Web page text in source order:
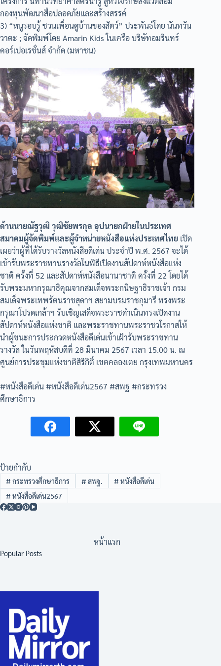
กองทุนพัฒนาสื่อปลอดภัยและสร้างสรรค์
3) “หนูรอบรู้ ชวนเพื่อนดูบ้านของสัตว์” ประพันธ์โดย นันทวัน
วาตะ ; จัดพิมพ์โดย Amarin Kids ในเครือ บริษัทอมรินทร์
คอร์เปอเรชั่นส์ จำกัด (มหาชน)
ด้านนายณัฐวุฒิ วุฒิชัยพรกุล อุปนายกฝ่ายในประเทศ
สมาคมผู้จัดพิมพ์และผู้จำหน่ายหนังสือแห่งประเทศไทย เปิด
เผยว่าผู้ที่ได้รับรางวัลหนังสือดีเด่น ประจำปี พ.ศ. 2567 จะได้
เข้ารับพระราชทานรางวัลในพิธีเปิดงานสัปดาห์หนังสือแห่ง
ชาติ ครั้งที่ 52 และสัปดาห์หนังสือนานาชาติ ครั้งที่ 22 โดยได้
รับพระมหากรุณาธิคุณจากสมเด็จพระกนิษฐาธิราชเจ้า กรม
สมเด็จพระเทพรัตนราชสุดาฯ สยามบรมราชกุมารี ทรงพระ
กรุณาโปรดเกล้าฯ รับเชิญเสด็จพระราชดำเนินทรงเปิดงาน
สัปดาห์หนังสือแห่งชาติ และพระราชทานพระราชวโรกาสให้
นำผู้ชนะการประกวดหนังสือดีเด่นเข้าเฝ้ารับพระราชทาน
รางวัล ในวันพฤหัสบดีที่ 28 มีนาคม 2567 เวลา 15.00 น. ณ
ศูนย์การประชุมแห่งชาติสิริกิติ์ เขตคลองเตย กรุงเทพมหานคร
#หนังสือดีเด่น #หนังสือดีเด่น2567 #สพฐ #กระทรวง
ศึกษาธิการ
ป้ายกำกับ
# กระทรวงศึกษาธิการ # สพฐ. # หนังสือดีเด่น
# หนังสือดีเด่น2567
หน้าแรก
Popular Posts